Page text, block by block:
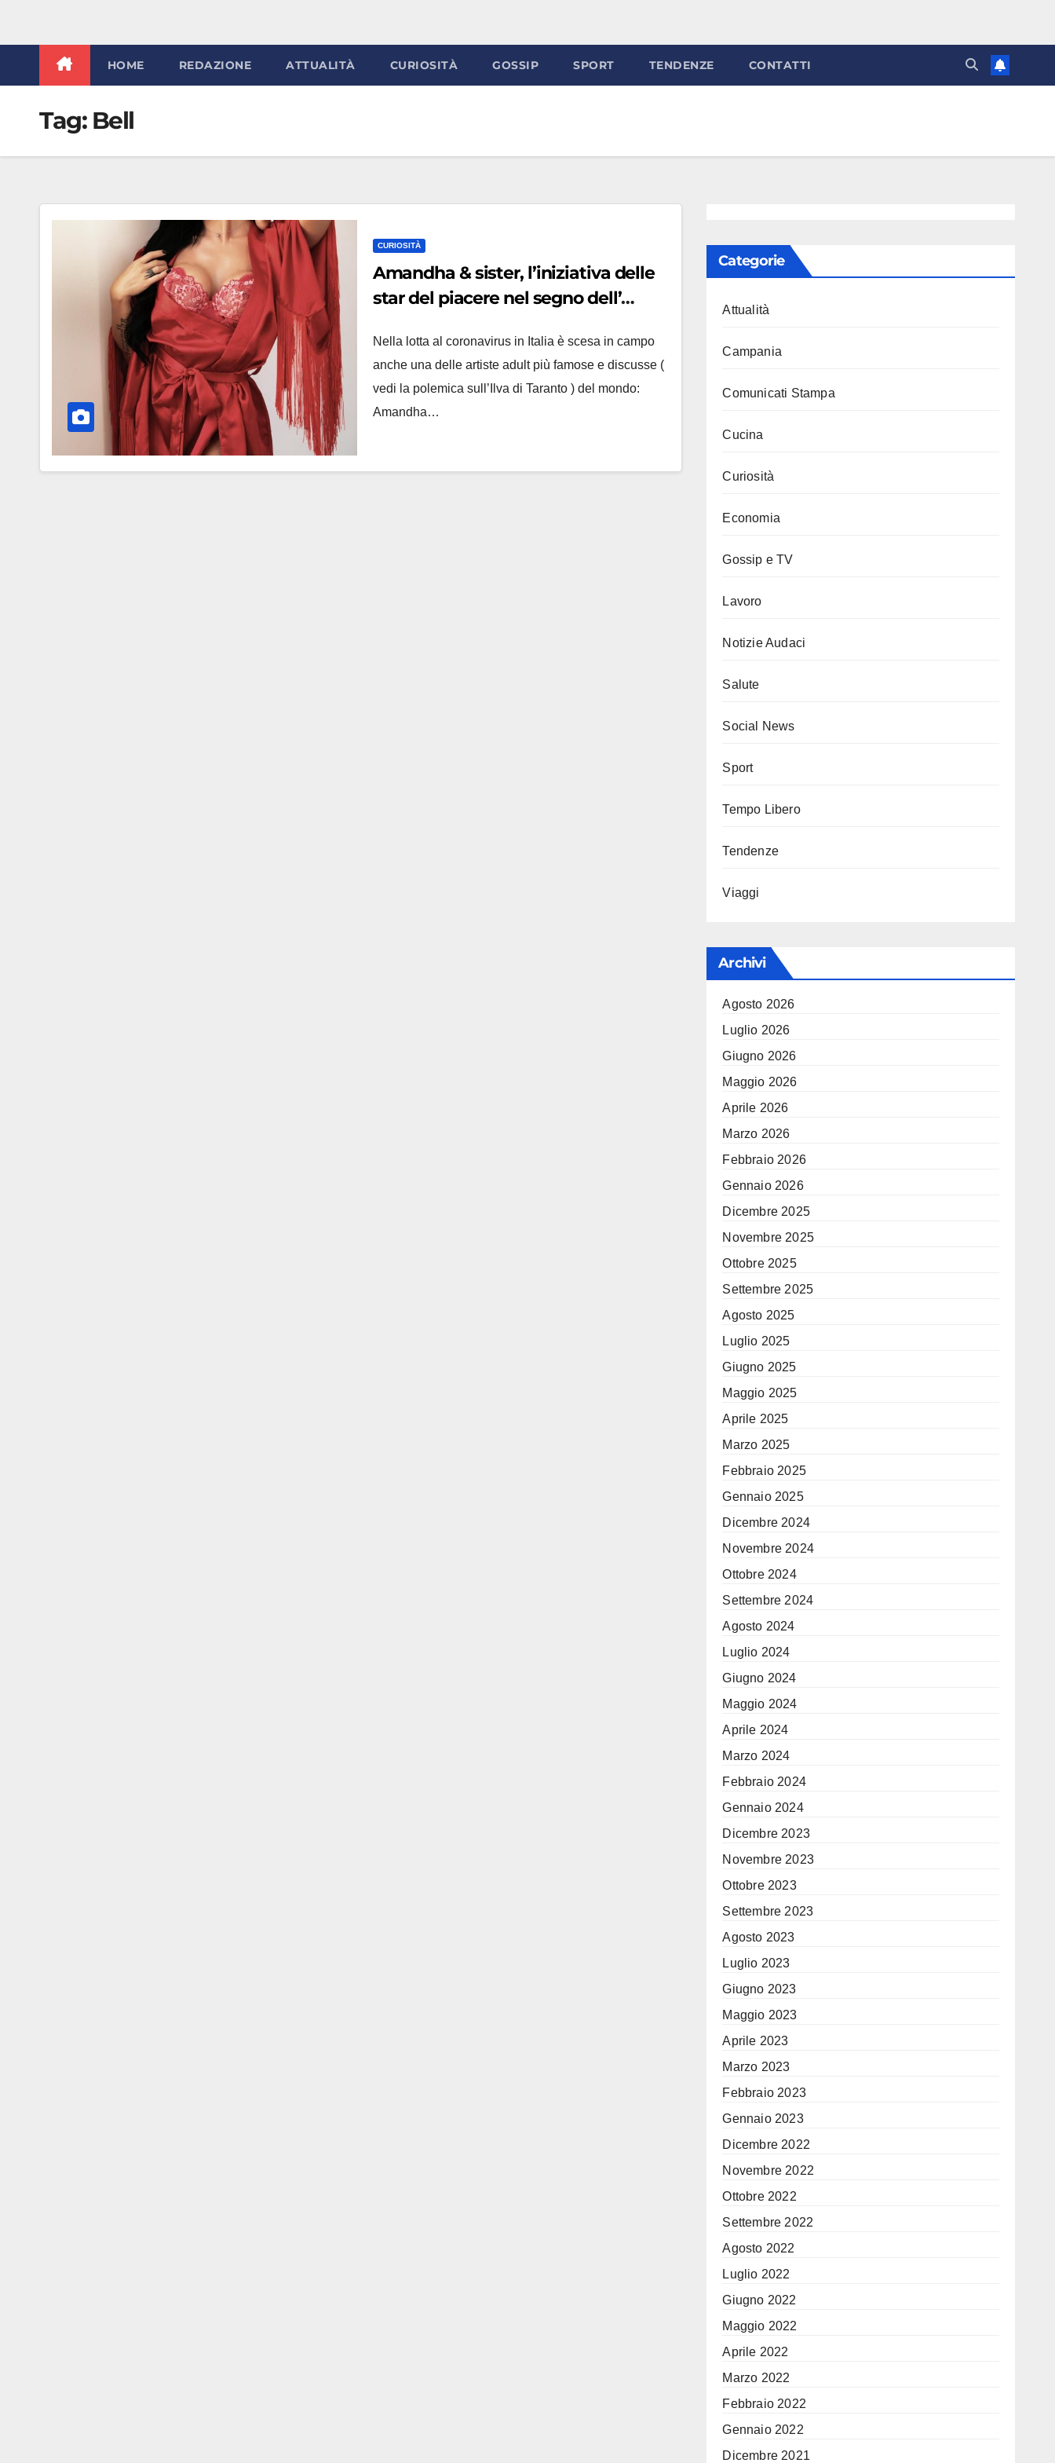
HOME REDAZIONE ATTUALITÀ CURIOSITÀ GOSSIP SPORT TENDENZE CONTATTI
Tag: Bell
CURIOSITÀ
Amandha & sister, l’iniziativa delle
star del piacere nel segno dell’
Nella lotta al coronavirus in Italia è scesa in campo
anche una delle artiste adult più famose e discusse (
vedi la polemica sull’Ilva di Taranto ) del mondo:
Amandha…
Categorie
Attualità
Campania
Comunicati Stampa
Cucina
Curiosità
Economia
Gossip e TV
Lavoro
Notizie Audaci
Salute
Social News
Sport
Tempo Libero
Tendenze
Viaggi
Archivi
Agosto 2026
Luglio 2026
Giugno 2026
Maggio 2026
Aprile 2026
Marzo 2026
Febbraio 2026
Gennaio 2026
Dicembre 2025
Novembre 2025
Ottobre 2025
Settembre 2025
Agosto 2025
Luglio 2025
Giugno 2025
Maggio 2025
Aprile 2025
Marzo 2025
Febbraio 2025
Gennaio 2025
Dicembre 2024
Novembre 2024
Ottobre 2024
Settembre 2024
Agosto 2024
Luglio 2024
Giugno 2024
Maggio 2024
Aprile 2024
Marzo 2024
Febbraio 2024
Gennaio 2024
Dicembre 2023
Novembre 2023
Ottobre 2023
Settembre 2023
Agosto 2023
Luglio 2023
Giugno 2023
Maggio 2023
Aprile 2023
Marzo 2023
Febbraio 2023
Gennaio 2023
Dicembre 2022
Novembre 2022
Ottobre 2022
Settembre 2022
Agosto 2022
Luglio 2022
Giugno 2022
Maggio 2022
Aprile 2022
Marzo 2022
Febbraio 2022
Gennaio 2022
Dicembre 2021